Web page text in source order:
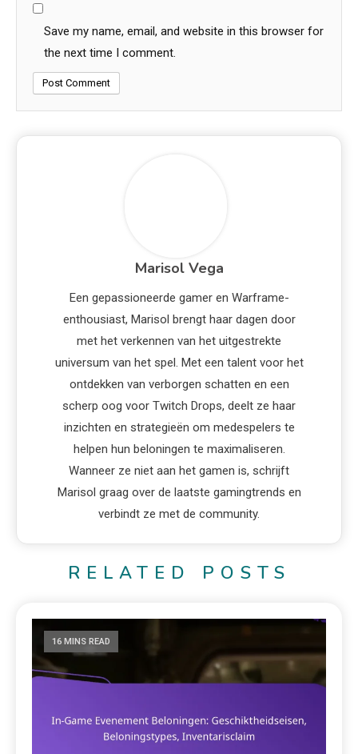
Save my name, email, and website in this browser for
the next time I comment.
Marisol Vega
Een gepassioneerde gamer en Warframe-
enthousiast, Marisol brengt haar dagen door
met het verkennen van het uitgestrekte
universum van het spel. Met een talent voor het
ontdekken van verborgen schatten en een
scherp oog voor Twitch Drops, deelt ze haar
inzichten en strategieën om medespelers te
helpen hun beloningen te maximaliseren.
Wanneer ze niet aan het gamen is, schrijft
Marisol graag over de laatste gamingtrends en
verbindt ze met de community.
RELATED POSTS
16 MINS READ